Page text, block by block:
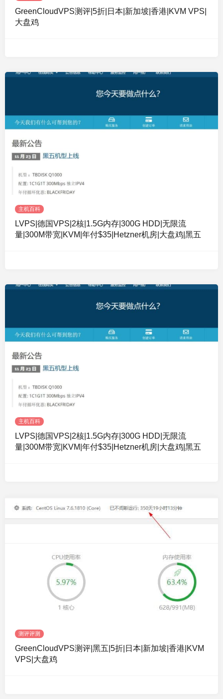
GreenCloudVPS测评|5折|日本|新加坡|香港|KVM VPS|
大盘鸡
主机百科
LVPS|德国VPS|2核|1.5G内存|300G HDD|无限流
量|300M带宽|KVM|年付$35|Hetzner机房|大盘鸡|黑五
主机百科
LVPS|德国VPS|2核|1.5G内存|300G HDD|无限流
量|300M带宽|KVM|年付$35|Hetzner机房|大盘鸡|黑五
测评评测
GreenCloudVPS测评|黑五|5折|日本|新加坡|香港|KVM
VPS|大盘鸡